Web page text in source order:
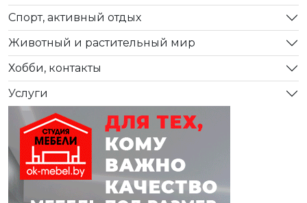
Спорт, активный отдых
Животный и растительный мир
Хобби, контакты
Услуги